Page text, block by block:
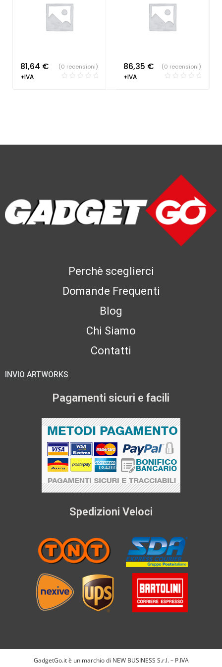
81,64 €
+IVA
(0 recensioni) 86,35 €
+IVA
(0 recensioni)
Perchè sceglierci
Domande Frequenti
Blog
Chi Siamo
Contatti
INVIO ARTWORKS
Pagamenti sicuri e facili
Spedizioni Veloci
GadgetGo.it è un marchio di NEW BUSINESS S.r.l. – P.IVA